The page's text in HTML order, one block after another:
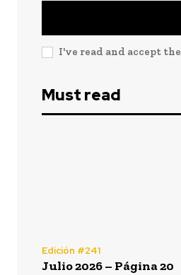
I've read and accept the
Must read
Edición #241
Julio 2026 – Página 20